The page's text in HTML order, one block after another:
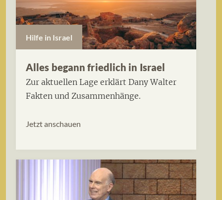
Hilfe in Israel
Alles begann friedlich in Israel
Zur aktuellen Lage erklärt Dany Walter
Fakten und Zusammenhänge.
Jetzt anschauen